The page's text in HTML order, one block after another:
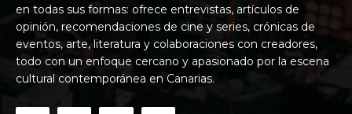
en todas sus formas: ofrece entrevistas, artículos de
opinión, recomendaciones de cine y series, crónicas de
eventos, arte, literatura y colaboraciones con creadores,
todo con un enfoque cercano y apasionado por la escena
cultural contemporánea en Canarias.